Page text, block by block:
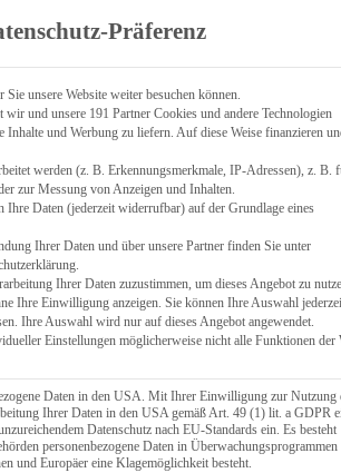
Präferenz
unsere Website weiter besuchen können.
und unsere 191 Partner Cookies und andere Technologien
Inhalte und Werbung zu liefern. Auf diese Weise finanzieren
werden (z. B. Erkennungsmerkmale, IP-Adressen), z. B.
zur Messung von Anzeigen und Inhalten.
Ihre Daten (jederzeit widerrufbar) auf der Grundlage eines
Ihrer Daten und über unsere Partner finden Sie unter
Ihrer Daten zuzustimmen, um dieses Angebot zu
Ihre Einwilligung anzeigen. Sie können Ihre Auswahl
Ihre Auswahl wird nur auf dieses Angebot angewendet.
Einstellungen möglicherweise nicht alle Funktionen der
Daten in den USA. Mit Ihrer Einwilligung zur Nutzung
Ihrer Daten in den USA gemäß Art. 49 (1) lit. a GDPR
Datenschutz nach EU-Standards ein. Es besteht
personenbezogene Daten in Überwachungsprogrammen
und Europäer eine Klagemöglichkeit besteht.